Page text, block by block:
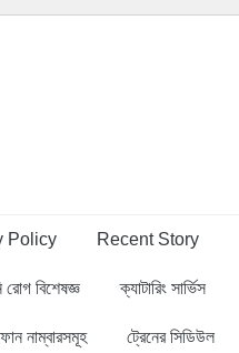
Policy Recent Story
রোগ বিশেষজ্ঞ ক্যাটারিং সার্ভিস
নাম্বারসমূহ ট্রেনের সিডিউল